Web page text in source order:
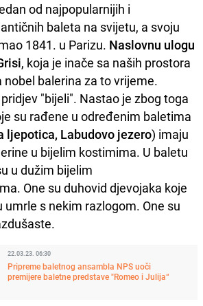
od najpopularnijih i
baleta na svijetu, a svoju
1841. u Parizu. Naslovnu ulogu
, koja je inače sa naših prostora
nobel balerina za to vrijeme.
"bijeli". Nastao je zbog toga
su rađene u određenim baletima
ljepotica, Labudovo jezero) imaju
u bijelim kostimima. U baletu
u dužim bijelim
One su duhovid djevojaka koje
umrle s nekim razlogom. One su
22.03.23. 06:30
Pripreme baletnog ansambla NPS uoči
premijere baletne predstave "Romeo i Julija“